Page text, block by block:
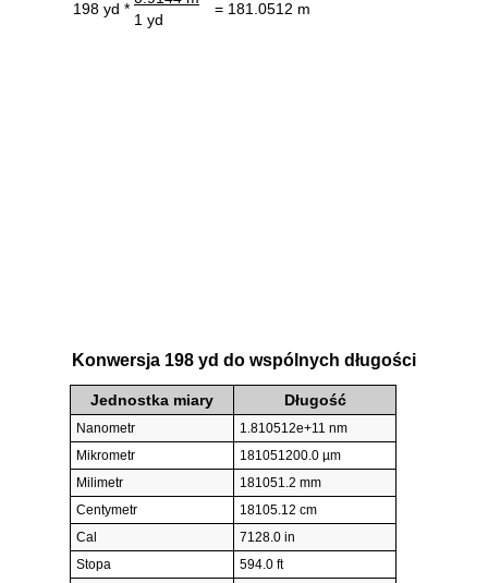
198 yd * = 181.0512 m
1 yd
Konwersja 198 yd do wspólnych długości
Jednostka miary Długość
Nanometr
1.810512e+11 nm
Mikrometr
181051200.0 µm
Milimetr
181051.2 mm
Centymetr
18105.12 cm
Cal
7128.0 in
Stopa
594.0 ft